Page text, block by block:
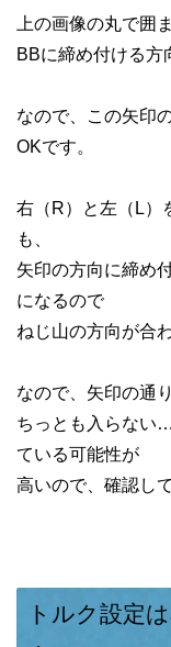
上の画像の丸で囲
BBに締め付ける方
なので、この矢印
OKです。
右（R）と左（L）
も、
矢印の方向に締め
になるので
ねじ山の方向が合
なので、矢印の通
ちっとも入らない
ている可能性が
高いので、確認し
トルク設定